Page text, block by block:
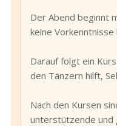
Der Abend beginnt
keine
Darauf folgt ein
den Tänzern hilft,
Nach den Kursen
unterstützende und